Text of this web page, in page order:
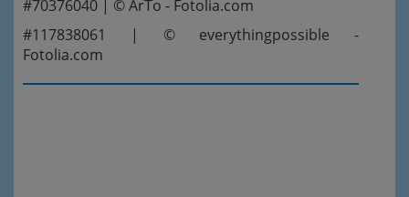
#70376040 | © ArTo - Fotolia.com
#117838061 | © everythingpossible -
Fotolia.com